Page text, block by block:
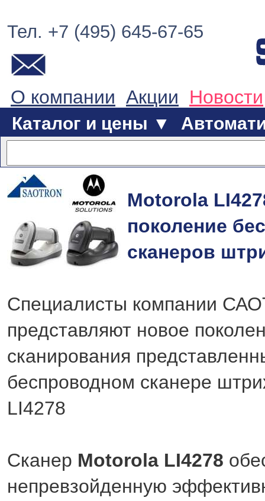
Тел. +7 (495) 645-67-65
О компании Акции Новости
Каталог и цены ▼
Motorola
поколение
сканеров
Специалисты компании
представляют новое
сканирования
беспроводном сканере
LI4278
Сканер Motorola LI4278
непревзойденную